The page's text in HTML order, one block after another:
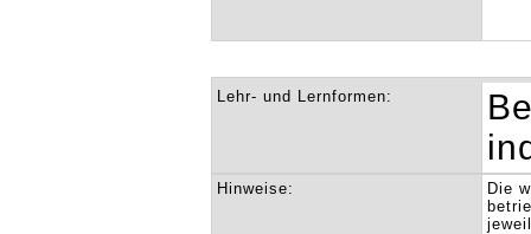
Lehr- und Lernformen:
Hinweise:
Die